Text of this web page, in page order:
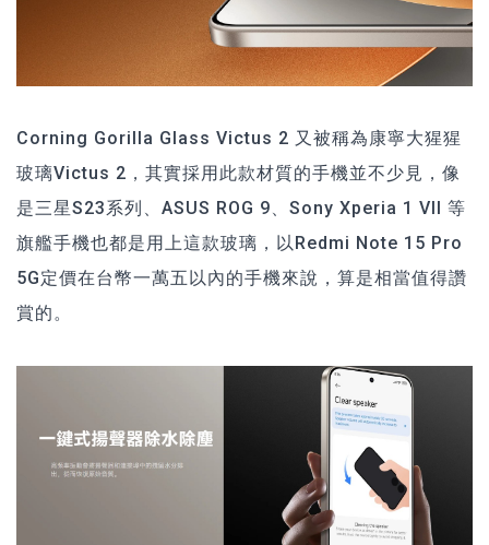
Corning Gorilla Glass Victus 2 又被稱為康寧大猩猩
玻璃Victus 2，其實採用此款材質的手機並不少見，像
是三星S23系列、ASUS ROG 9、Sony Xperia 1 VII 等
旗艦手機也都是用上這款玻璃，以Redmi Note 15 Pro
5G定價在台幣一萬五以內的手機來說，算是相當值得讚
賞的。